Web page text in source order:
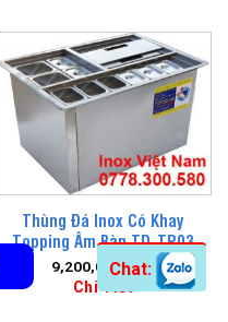
Thùng Đá Inox Có Khay
Topping Âm Bàn TD-TP03
9,200,000VNĐ
Chi Tiết
Chat: